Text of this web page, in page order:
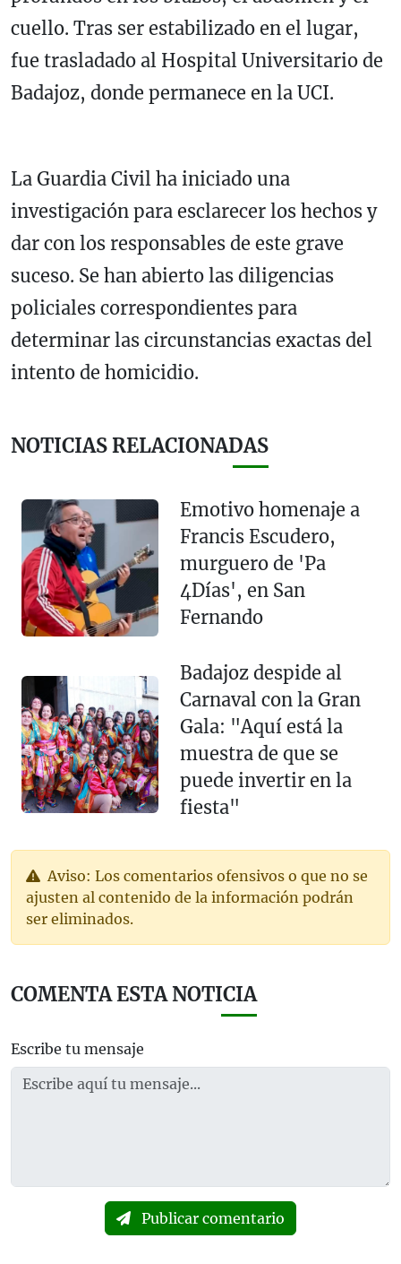
cuello. Tras ser estabilizado en el lugar,
fue trasladado al Hospital Universitario de
Badajoz, donde permanece en la UCI.
La Guardia Civil ha iniciado una
investigación para esclarecer los hechos y
dar con los responsables de este grave
suceso. Se han abierto las diligencias
policiales correspondientes para
determinar las circunstancias exactas del
intento de homicidio.
NOTICIAS RELACIONADAS
Emotivo homenaje a
Francis Escudero,
murguero de 'Pa
4Días', en San
Fernando
Badajoz despide al
Carnaval con la Gran
Gala: "Aquí está la
muestra de que se
puede invertir en la
fiesta"
Aviso: Los comentarios ofensivos o que no se
ajusten al contenido de la información podrán
ser eliminados.
COMENTA ESTA NOTICIA
Escribe tu mensaje
Publicar comentario